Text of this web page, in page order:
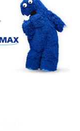
いをわかりやすく紹介
ラ性能の違いを徹底解説
を徹底比較